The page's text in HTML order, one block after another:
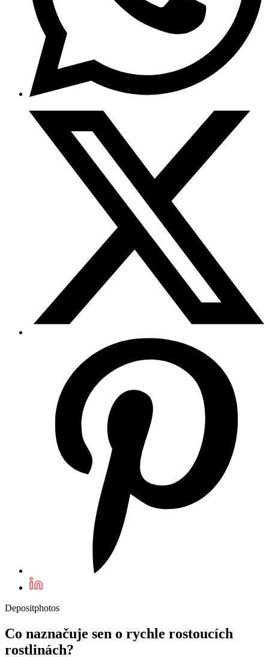
Depositphotos
Co naznačuje sen o rychle rostoucích
rostlinách?